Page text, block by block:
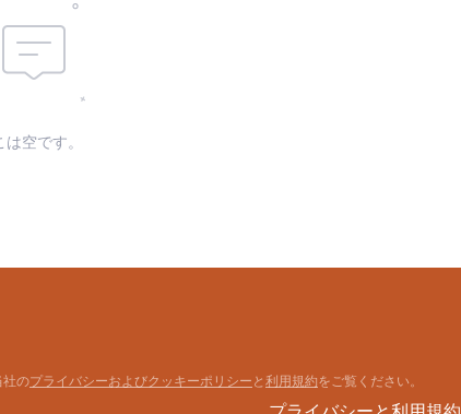
skc:
は空です。
社のプライバシーおよびクッキーポリシー と 利用規約をご覧ください。